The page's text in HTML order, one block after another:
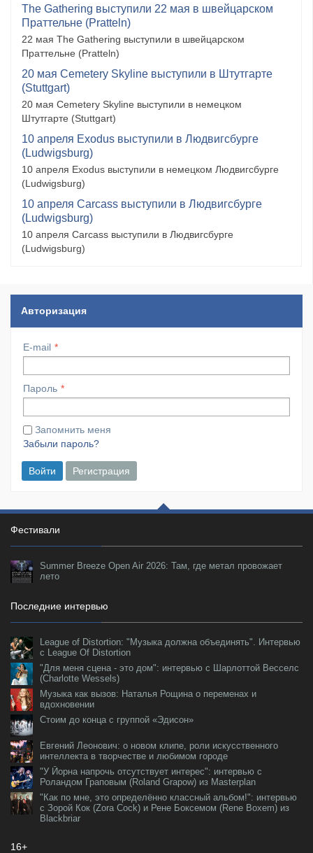
The Gathering выступили 22 мая в швейцарском
Праттельне (Pratteln)
22 мая The Gathering выступили в швейцарском
Праттельне (Pratteln)
20 мая Cemetery Skyline выступили в Штутгарте
(Stuttgart)
20 мая Cemetery Skyline выступили в немецком
Штутгарте (Stuttgart)
10 апреля Exodus выступили в Людвигсбурге
(Ludwigsburg)
10 апреля Exodus выступили в немецком Людвигсбурге
(Ludwigsburg)
10 апреля Carcass выступили в Людвигсбурге
(Ludwigsburg)
10 апреля Carcass выступили в Людвигсбурге
(Ludwigsburg)
Авторизация
E-mail
Пароль
Запомнить меня
Забыли пароль?
Войти Регистрация
Фестивали
Summer Breeze Open Air 2026: Там, где метал провожает
лето
Последние интервью
League of Distortion: "Музыка должна объединять". Интервью
с League Of Distortion
"Для меня сцена - это дом": интервью с Шарлоттой Весселс
(Charlotte Wessels)
Музыка как вызов: Наталья Рощина о переменах и
вдохновении
Стоим до конца с группой «Эдисон»
Евгений Леонович: о новом клипе, роли искусственного
интеллекта в творчестве и любимом городе
"У Йорна напрочь отсутствует интерес": интервью с
Роландом Граповым (Roland Grapow) из Masterplan
"Как по мне, это определённо классный альбом!": интервью
с Зорой Кок (Zora Cock) и Рене Боксемом (Rene Boxem) из
Blackbriar
16+